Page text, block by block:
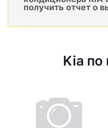
получить отчет о
Kia